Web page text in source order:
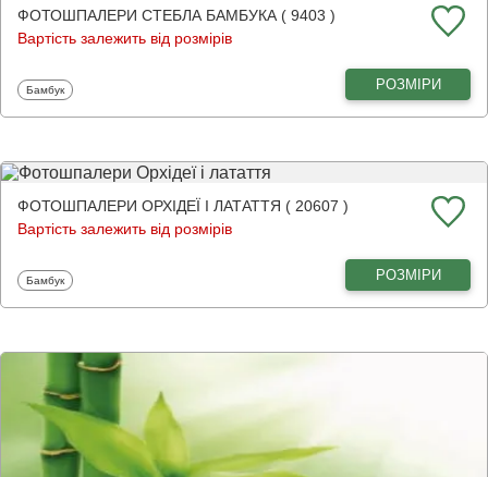
ФОТОШПАЛЕРИ СТЕБЛА БАМБУКА ( 9403 )
Вартість залежить від розмірів
Фотошпалери
Бамбук РОЗМІРИ
ФОТОШПАЛЕРИ ОРХІДЕЇ І ЛАТАТТЯ ( 20607 )
Вартість залежить від розмірів
Фотошпалери
Бамбук РОЗМІРИ